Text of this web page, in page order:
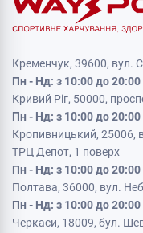
Кременчук, 39600, вул.
Пн - Нд: з 10:00 до 20:00
Кривий Ріг, 50000,
Пн - Нд: з 10:00 до 20:00
Кропивницький, 25006,
ТРЦ Депот, 1 поверх
Пн - Нд: з 10:00 до 20:00
Полтава, 36000, вул.
Пн - Нд: з 10:00 до 20:00
Черкаси, 18009, бул.